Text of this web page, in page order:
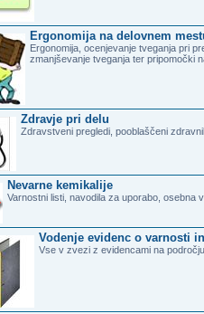
Ergonomija na delovnem
Ergonomija, ocenjevanje tveganja pri
zmanjševanje tveganja ter pripomočki
Zdravje pri delu
Zdravstveni pregledi, pooblaščeni
Nevarne kemikalije
Varnostni listi, navodila za uporabo, osebna
Vodenje evidenc o varnosti
Vse v zvezi z evidencami na